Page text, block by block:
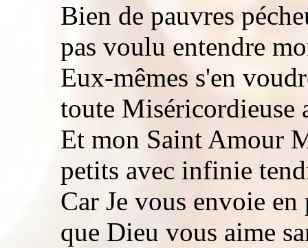
Bien de pauvres
pas voulu entendre
Eux-mêmes s'en
toute Miséricordieuse
Et mon Saint Amour
petits avec infinie
Car Je vous envoie
que Dieu vous aime